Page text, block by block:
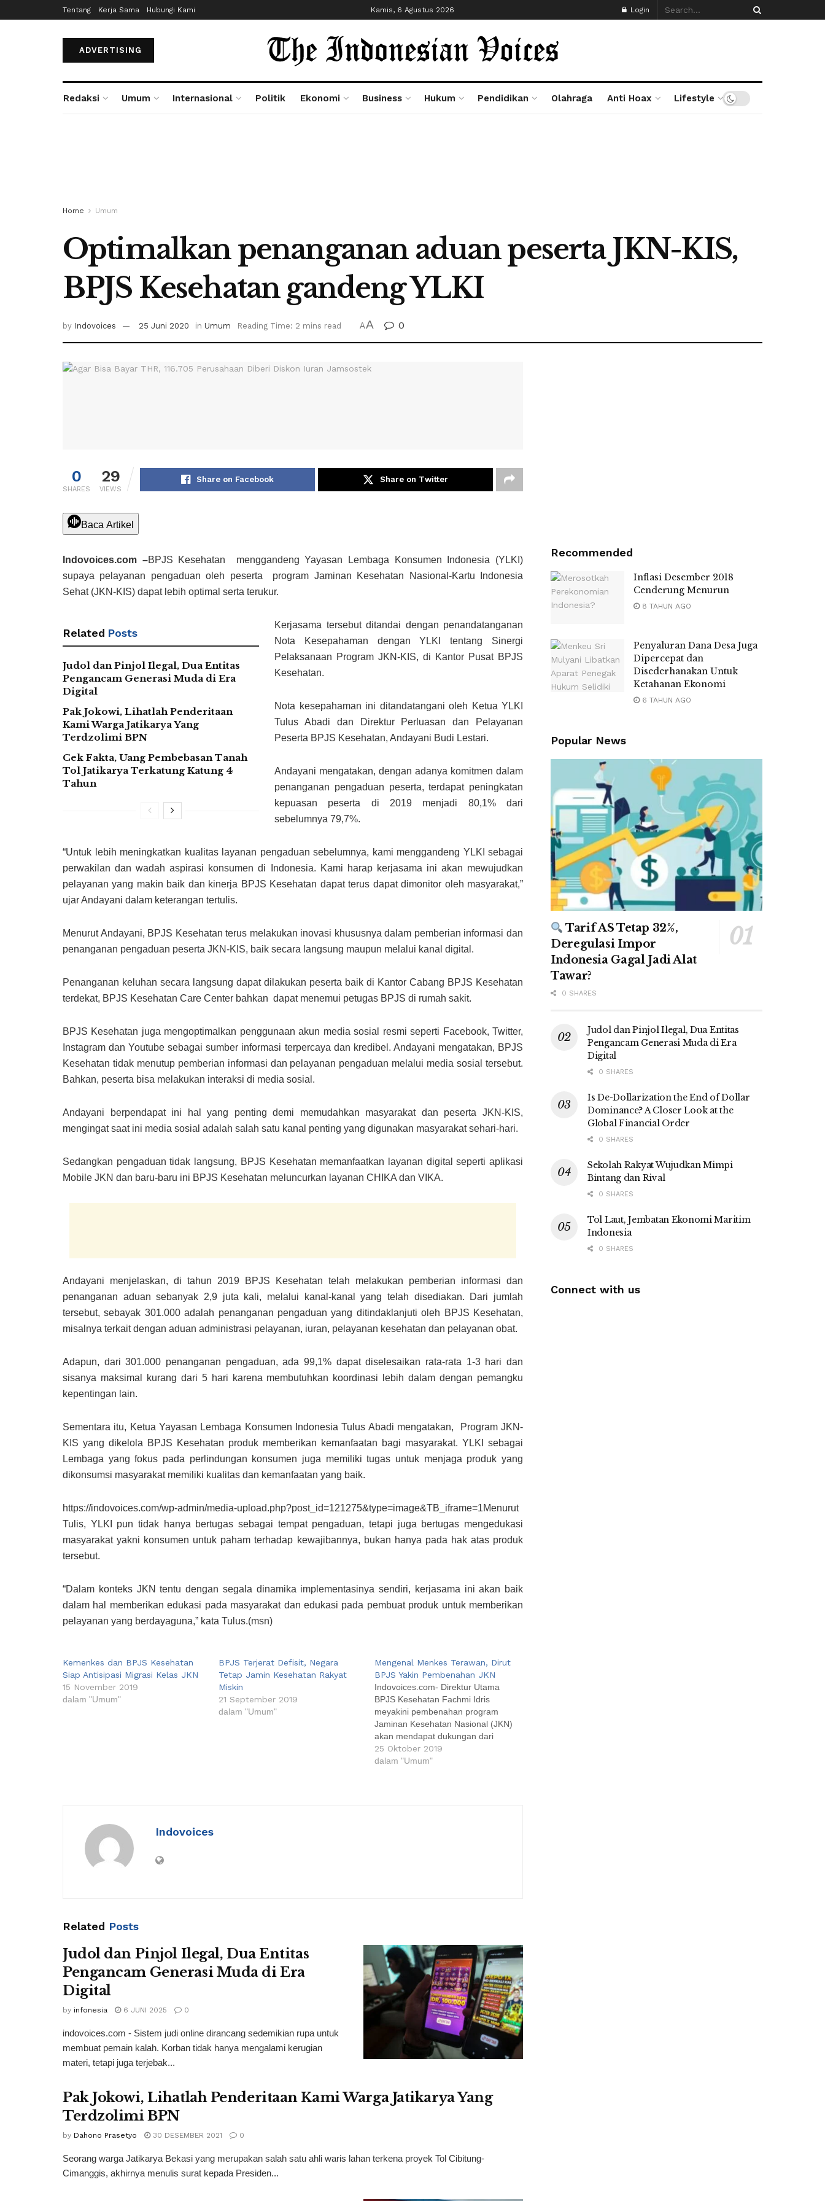
Tentang Kerja Sama Hubungi Kami Kamis, 6 Agustus 2026 Login
ADVERTISING
Redaksi Umum Internasional Politik Ekonomi Business Hukum Pendidikan Olahraga Anti Hoax Lifestyle
Home Umum
Optimalkan penanganan aduan peserta JKN-KIS,
BPJS Kesehatan gandeng YLKI
by Indovoices 25 Juni 2020 in Umum Reading Time: 2 mins read AA 0
0
SHARES
29
VIEWS
Share on Facebook Share on Twitter
Baca Artikel
Indovoices.com –BPJS Kesehatan menggandeng Yayasan Lembaga Konsumen Indonesia (YLKI)
supaya pelayanan pengaduan oleh peserta program Jaminan Kesehatan Nasional-Kartu Indonesia
Sehat (JKN-KIS) dapat lebih optimal serta terukur.
Related Posts
Judol dan Pinjol Ilegal, Dua Entitas
Pengancam Generasi Muda di Era
Digital
Pak Jokowi, Lihatlah Penderitaan
Kami Warga Jatikarya Yang
Terdzolimi BPN
Cek Fakta, Uang Pembebasan Tanah
Tol Jatikarya Terkatung Katung 4
Tahun
Kerjasama tersebut ditandai dengan penandatanganan
Nota Kesepahaman dengan YLKI tentang Sinergi
Pelaksanaan Program JKN-KIS, di Kantor Pusat BPJS
Kesehatan.
Nota kesepahaman ini ditandatangani oleh Ketua YLKI
Tulus Abadi dan Direktur Perluasan dan Pelayanan
Peserta BPJS Kesehatan, Andayani Budi Lestari.
Andayani mengatakan, dengan adanya komitmen dalam
penanganan pengaduan peserta, terdapat peningkatan
kepuasan peserta di 2019 menjadi 80,1% dari
sebelumnya 79,7%.
“Untuk lebih meningkatkan kualitas layanan pengaduan sebelumnya, kami menggandeng YLKI sebagai
perwakilan dan wadah aspirasi konsumen di Indonesia. Kami harap kerjasama ini akan mewujudkan
pelayanan yang makin baik dan kinerja BPJS Kesehatan dapat terus dapat dimonitor oleh masyarakat,”
ujar Andayani dalam keterangan tertulis.
Menurut Andayani, BPJS Kesehatan terus melakukan inovasi khususnya dalam pemberian informasi dan
penanganan pengaduan peserta JKN-KIS, baik secara langsung maupun melalui kanal digital.
Penanganan keluhan secara langsung dapat dilakukan peserta baik di Kantor Cabang BPJS Kesehatan
terdekat, BPJS Kesehatan Care Center bahkan dapat menemui petugas BPJS di rumah sakit.
BPJS Kesehatan juga mengoptimalkan penggunaan akun media sosial resmi seperti Facebook, Twitter,
Instagram dan Youtube sebagai sumber informasi terpercaya dan kredibel. Andayani mengatakan, BPJS
Kesehatan tidak menutup pemberian informasi dan pelayanan pengaduan melalui media sosial tersebut.
Bahkan, peserta bisa melakukan interaksi di media sosial.
Andayani berpendapat ini hal yang penting demi memudahkan masyarakat dan peserta JKN-KIS,
mengingat saat ini media sosial adalah salah satu kanal penting yang digunakan masyarakat sehari-hari.
Sedangkan pengaduan tidak langsung, BPJS Kesehatan memanfaatkan layanan digital seperti aplikasi
Mobile JKN dan baru-baru ini BPJS Kesehatan meluncurkan layanan CHIKA dan VIKA.
Andayani menjelaskan, di tahun 2019 BPJS Kesehatan telah melakukan pemberian informasi dan
penanganan aduan sebanyak 2,9 juta kali, melalui kanal-kanal yang telah disediakan. Dari jumlah
tersebut, sebayak 301.000 adalah penanganan pengaduan yang ditindaklanjuti oleh BPJS Kesehatan,
misalnya terkait dengan aduan administrasi pelayanan, iuran, pelayanan kesehatan dan pelayanan obat.
Adapun, dari 301.000 penanganan pengaduan, ada 99,1% dapat diselesaikan rata-rata 1-3 hari dan
sisanya maksimal kurang dari 5 hari karena membutuhkan koordinasi lebih dalam dengan pemangku
kepentingan lain.
Sementara itu, Ketua Yayasan Lembaga Konsumen Indonesia Tulus Abadi mengatakan, Program JKN-
KIS yang dikelola BPJS Kesehatan produk memberikan kemanfaatan bagi masyarakat. YLKI sebagai
Lembaga yang fokus pada perlindungan konsumen juga memiliki tugas untuk menjaga produk yang
dikonsumsi masyarakat memiliki kualitas dan kemanfaatan yang baik.
https://indovoices.com/wp-admin/media-upload.php?post_id=121275&type=image&TB_iframe=1Menurut
Tulis, YLKI pun tidak hanya bertugas sebagai tempat pengaduan, tetapi juga bertugas mengedukasi
masyarakat yakni konsumen untuk paham terhadap kewajibannya, bukan hanya pada hak atas produk
tersebut.
“Dalam konteks JKN tentu dengan segala dinamika implementasinya sendiri, kerjasama ini akan baik
dalam hal memberikan edukasi pada masyarakat dan edukasi pada pembuat produk untuk memberikan
pelayanan yang berdayaguna,” kata Tulus.(msn)
Kemenkes dan BPJS Kesehatan
Siap Antisipasi Migrasi Kelas JKN
15 November 2019
dalam "Umum"
BPJS Terjerat Defisit, Negara
Tetap Jamin Kesehatan Rakyat
Miskin
21 September 2019
dalam "Umum"
Mengenal Menkes Terawan, Dirut
BPJS Yakin Pembenahan JKN
Indovoices.com- Direktur Utama
BPJS Kesehatan Fachmi Idris
meyakini pembenahan program
Jaminan Kesehatan Nasional (JKN)
akan mendapat dukungan dari
Menteri Kesehatan Terawan Agus
Putranto karena sudah telah
25 Oktober 2019
dalam "Umum"
Indovoices
Related Posts
Judol dan Pinjol Ilegal, Dua Entitas
Pengancam Generasi Muda di Era
Digital
by infonesia 6 JUNI 2025 0
indovoices.com - Sistem judi online dirancang sedemikian rupa untuk
membuat pemain kalah. Korban tidak hanya mengalami kerugian
materi, tetapi juga terjebak...
Pak Jokowi, Lihatlah Penderitaan Kami Warga Jatikarya Yang
Terdzolimi BPN
by Dahono Prasetyo 30 DESEMBER 2021 0
Seorang warga Jatikarya Bekasi yang merupakan salah satu ahli waris lahan terkena proyek Tol Cibitung-
Cimanggis, akhirnya menulis surat kepada Presiden...
Recommended
Inflasi Desember 2018
Cenderung Menurun
8 TAHUN AGO
Penyaluran Dana Desa Juga
Dipercepat dan
Disederhanakan Untuk
Ketahanan Ekonomi
6 TAHUN AGO
Popular News
Tarif AS Tetap 32%,
Deregulasi Impor
Indonesia Gagal Jadi Alat
Tawar?
0 SHARES
Judol dan Pinjol Ilegal, Dua Entitas
Pengancam Generasi Muda di Era
Digital
0 SHARES
Is De-Dollarization the End of Dollar
Dominance? A Closer Look at the
Global Financial Order
0 SHARES
Sekolah Rakyat Wujudkan Mimpi
Bintang dan Rival
0 SHARES
Tol Laut, Jembatan Ekonomi Maritim
Indonesia
0 SHARES
Connect with us